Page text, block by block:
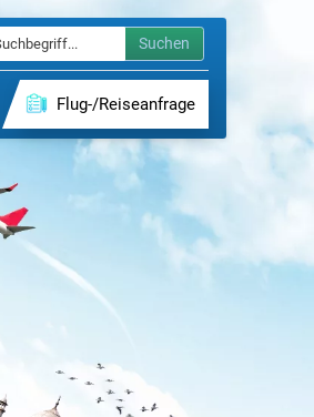
Suchen
Flug-/Reiseanfrage